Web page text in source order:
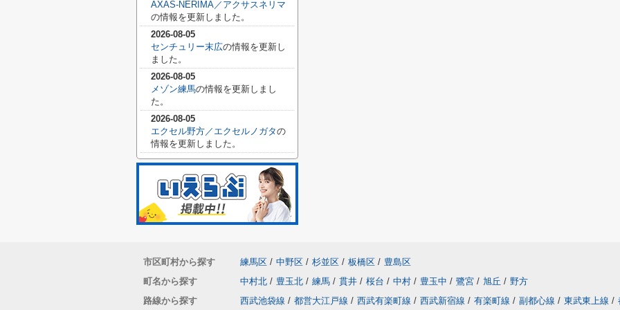
AXAS-NERIMA／アクサスネリマ
の情報を更新しました。
2026-08-05
センチュリー末広の情報を更新し
ました。
2026-08-05
メゾン練馬の情報を更新しまし
た。
2026-08-05
エクセル野方／エクセルノガタの
情報を更新しました。
市区町村から探す 練馬区 / 中野区 / 杉並区 / 板橋区 / 豊島区
町名から探す
中村北 / 豊玉北 / 練馬 / 貫井 / 桜台 / 中村 / 豊玉中 / 鷺宮 / 旭丘 / 野方
路線から探す
西武池袋線 / 都営大江戸線 / 西武有楽町線 / 西武新宿線 / 有楽町線 / 副都心線 / 東武東上線 /